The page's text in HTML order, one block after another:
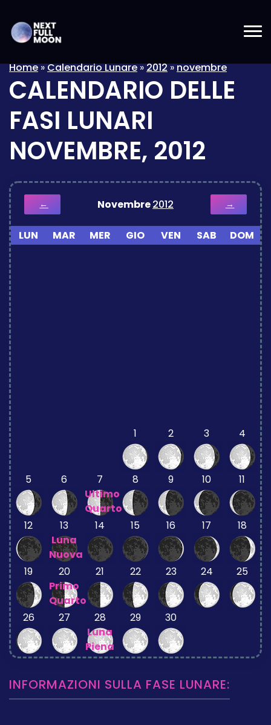
Home»Calendario Lunare»2012»novembre
CALENDARIO DELLE
FASI LUNARI
NOVEMBRE, 2012
← Novembre2012 →
LUN MAR MER GIO VEN SAB DOM
1 2 3 4
5 6
7
Ultimo
Quarto
8 9 10 11
12
13
Luna
Nuova
14 15 16 17 18
19
20
Primo
Quarto
21 22 23 24 25
26 27
28
Luna
Piena
29 30
INFORMAZIONI SULLA FASE LUNARE: